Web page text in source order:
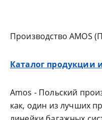
Производство AMOS
Каталог продукции
Amos - Польский
как, один из лучших